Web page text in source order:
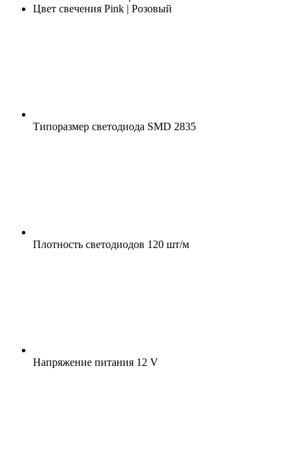
Цвет свечения Pink | Розовый
Типоразмер светодиода SMD 2835
Плотность светодиодов 120 шт/м
Напряжение питания 12 V